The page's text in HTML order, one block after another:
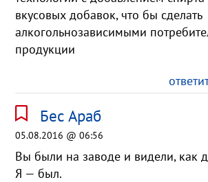
вкусовых добавок, что бы сделать
алкогольнозависимыми
продукции
Бес Араб
05.08.2016 @ 06:56
Вы были на заводе и видели, как
Я — был.